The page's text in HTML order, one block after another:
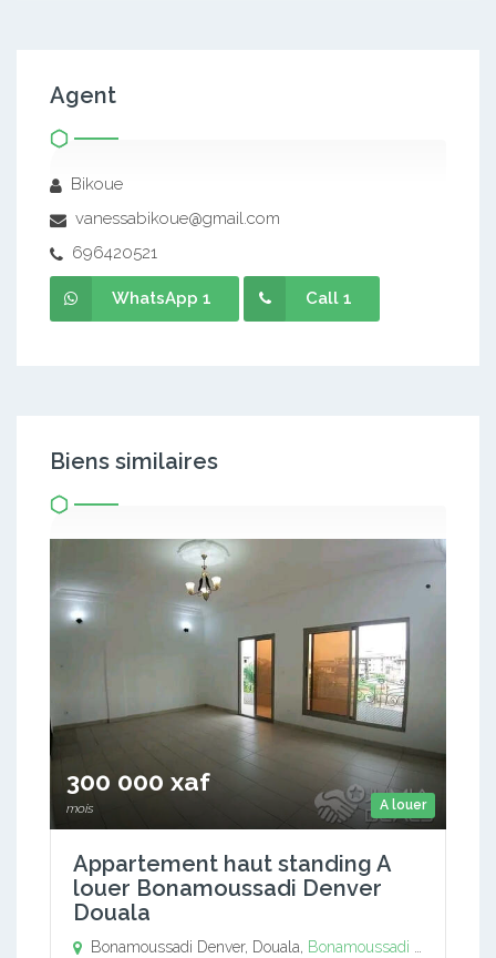
Agent
Bikoue
vanessabikoue@gmail.com
696420521
WhatsApp 1 Call 1
Biens similaires
A louer
300 000 xaf
mois
Appartement haut standing A
louer Bonamoussadi Denver
Douala
Bonamoussadi Denver, Douala, Bonamoussadi Denver